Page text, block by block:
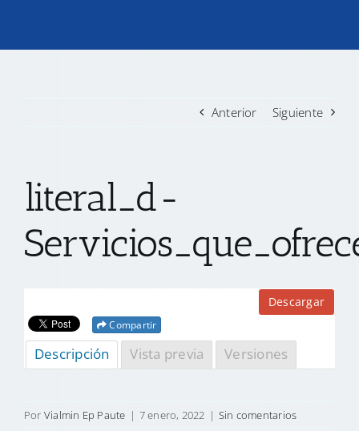
TRANSPARENCIA
CONTACTO
Anterior Siguiente
literal_d-
Descargar
Compartir
Descripción Vista previa Versiones
Por Vialmin Ep Paute | 7 enero, 2022 | Sin comentarios